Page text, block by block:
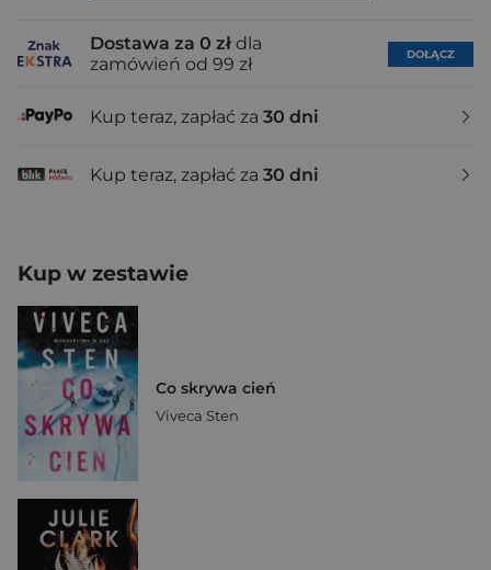
Dostawa za 0 zł dla
zamówień od 99 zł
DOŁĄCZ
Kup teraz, zapłać za 30 dni
Kup teraz, zapłać za 30 dni
Kup w zestawie
Co skrywa cień
Viveca Sten